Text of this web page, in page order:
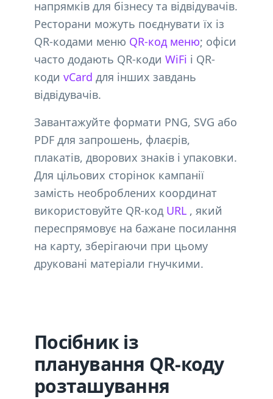
напрямків для бізнесу та відвідувачів.
Ресторани можуть поєднувати їх із
QR-кодами меню QR-код меню; офіси
часто додають QR-коди WiFi і QR-
коди vCard для інших завдань
відвідувачів.
Завантажуйте формати PNG, SVG або
PDF для запрошень, флаєрів,
плакатів, дворових знаків і упаковки.
Для цільових сторінок кампанії
замість необроблених координат
використовуйте QR-код URL , який
переспрямовує на бажане посилання
на карту, зберігаючи при цьому
друковані матеріали гнучкими.
Посібник із
планування QR-коду
розташування